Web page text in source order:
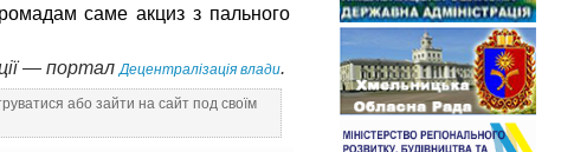
саме акциз з пального
— портал Децентралізація влади.
або зайти на сайт под своїм